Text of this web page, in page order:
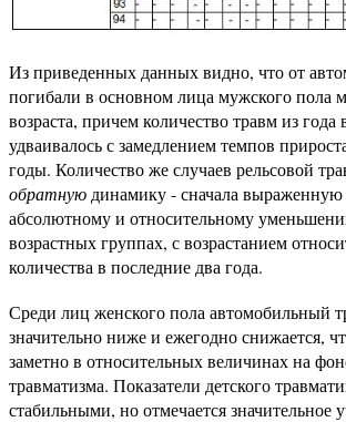
Из приведенных данных видно, что от
погибали в основном лица мужского пола
возраста, причем количество травм из года
удваивалось с замедлением темпов
годы. Количество же случаев рельсовой
обратную динамику - сначала
абсолютному и относительному
возрастных группах, с возрастанием
количества в последние два года.
Среди лиц женского пола автомобильный
значительно ниже и ежегодно снижается,
заметно в относительных величинах на
травматизма. Показатели детского
стабильными, но отмечается значительное